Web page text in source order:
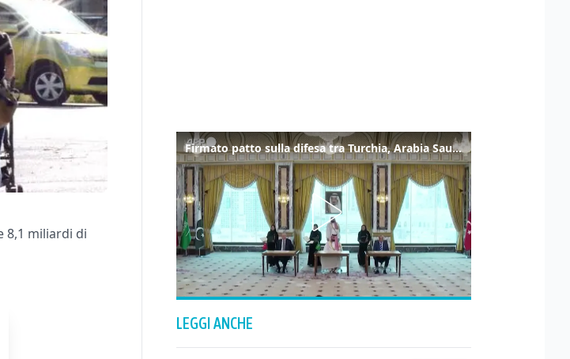
8,1 miliardi di
Firmato patto sulla difesa tra Turchia, Arabia Saudita e Pakistan
LEGGI ANCHE